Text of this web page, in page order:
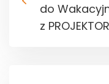
do
z